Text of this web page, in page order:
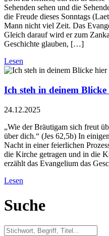
Sehenden sehen und die
die Freude dieses Sonntags
Mann nicht viel Zeit. Das
Gleich darauf wird er zum
Geschichte glauben, […]
Lesen
Ich steh in deinem
24.12.2025
„Wie der Bräutigam sich freut
über dich.“ (Jes 62,5b) In
Nacht in einer feierlichen
die Kirche getragen und in die
erzählt das Evangelium das
Lesen
Suche